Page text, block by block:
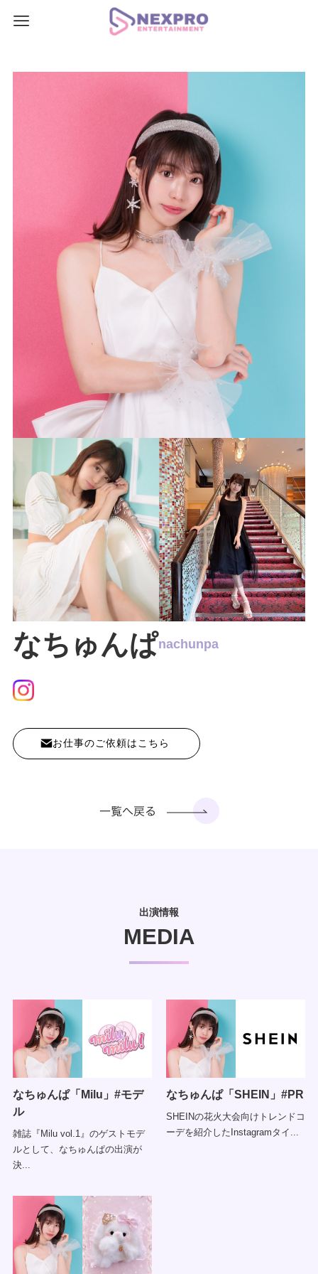
なちゅんぱnachunpa
お仕事のご依頼はこちら
出演情報
MEDIA
なちゅんぱ「Milu」#モデ
ル
雑誌『Milu vol.1』のゲストモデ
ルとして、なちゅんぱの出演が
決...
なちゅんぱ「SHEIN」#PR
SHEINの花火大会向けトレンドコ
ーデを紹介したInstagramタイ...